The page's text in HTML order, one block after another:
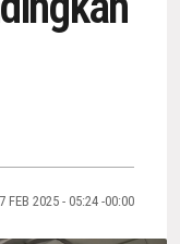
7 FEB 2025 - 05:24 -00:00